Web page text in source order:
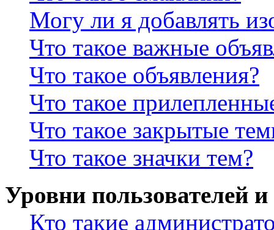
Могу ли я добавлять
Что такое важные
Что такое объявления?
Что такое
Что такое закрытые
Что такое значки тем?
Уровни пользователей
Кто такие